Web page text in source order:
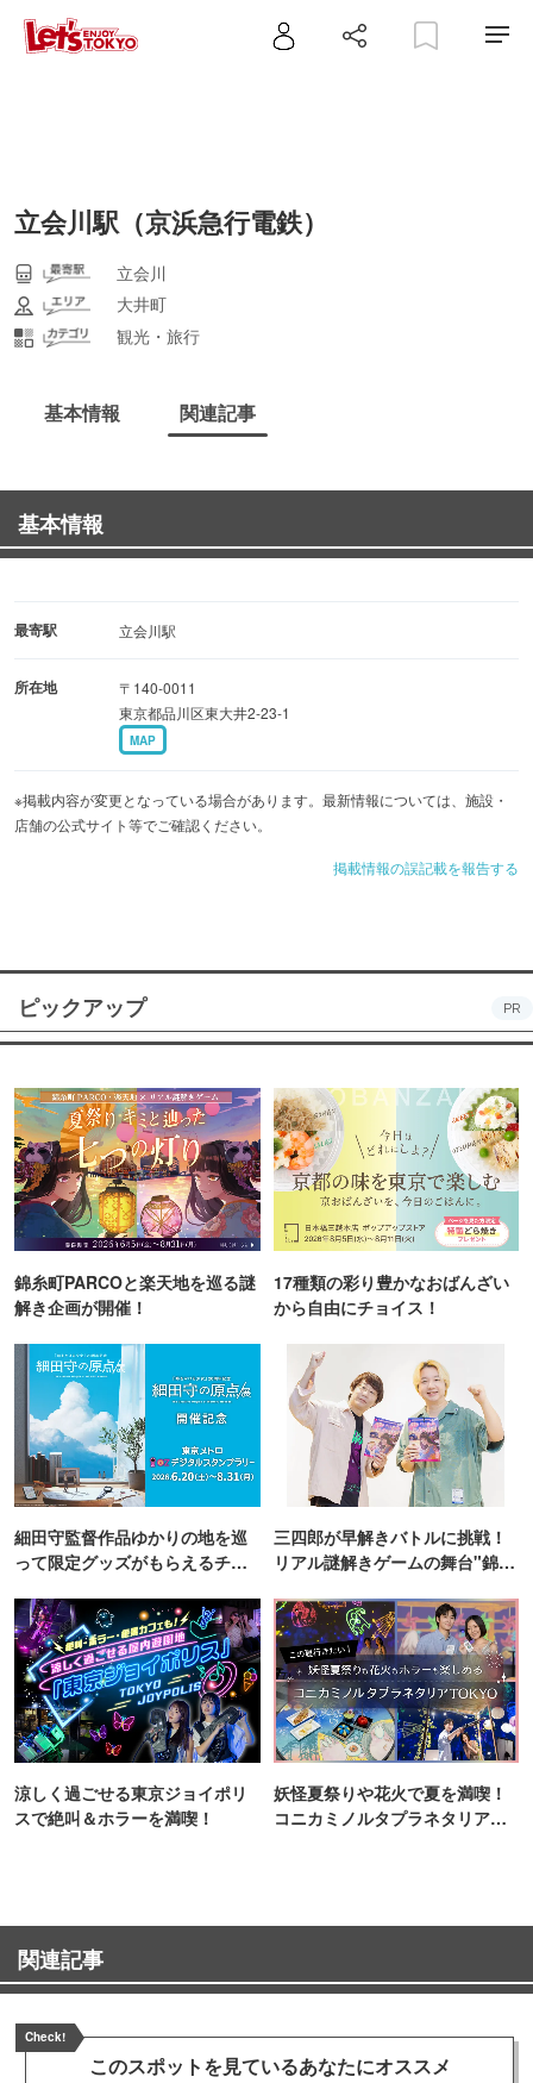
立会川駅（京浜急行電鉄）
立会川
大井町
観光・旅行
基本情報 関連記事
基本情報
最寄駅 立会川駅
所在地
〒140-0011
東京都品川区東大井2-23-1
MAP
※掲載内容が変更となっている場合があります。最新情報については、施設・
店舗の公式サイト等でご確認ください。
掲載情報の誤記載を報告する
ピックアップ PR
錦糸町PARCOと楽天地を巡る謎
解き企画が開催！
17種類の彩り豊かなおばんざい
から自由にチョイス！
細田守監督作品ゆかりの地を巡
って限定グッズがもらえるチャ
三四郎が早解きバトルに挑戦！
リアル謎解きゲームの舞台"錦糸
涼しく過ごせる東京ジョイポリ
スで絶叫＆ホラーを満喫！
妖怪夏祭りや花火で夏を満喫！
コニカミノルタプラネタリア
関連記事
Check!
このスポットを見ているあなたにオススメ